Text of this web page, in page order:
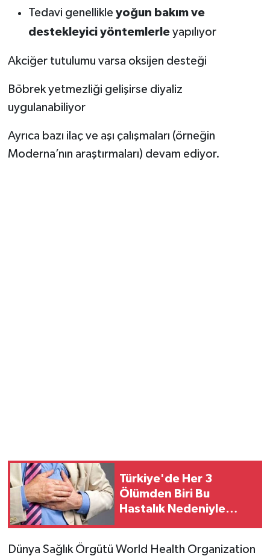
Tedavi genellikle yoğun bakım ve
destekleyici yöntemlerleyapılıyor
Akciğer tutulumu varsa oksijen desteği
Böbrek yetmezliği gelişirse diyaliz
uygulanabiliyor
Ayrıca bazı ilaç ve aşı çalışmaları (örneğin
Moderna’nın araştırmaları) devam ediyor.
Türkiye'de Her 3
Ölümden Biri Bu
Hastalık Nedeniyle
Dünya Sağlık Örgütü World Health Organization